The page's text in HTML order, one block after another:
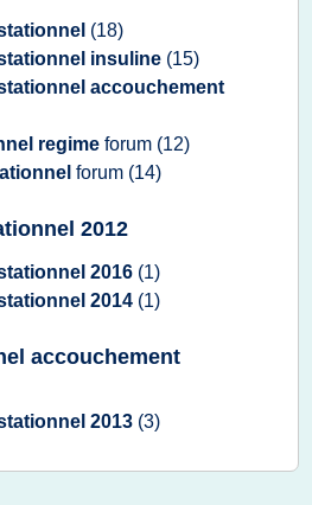
(18)
insuline (15)
accouchement
regime forum (12)
forum (14)
2012
2016 (1)
2014 (1)
accouchement
2013 (3)